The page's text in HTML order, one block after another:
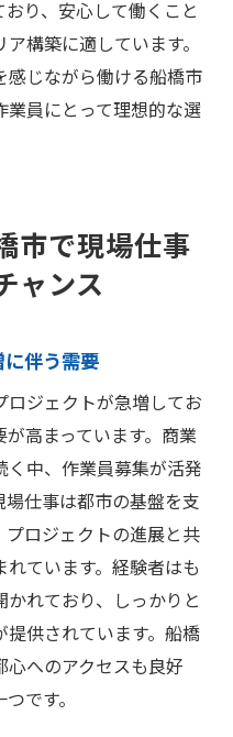
り、安心して働くこと
構築に適しています。
じながら働ける船橋市
員にとって理想的な選
市で現場仕事
ャンス
伴う需要
ジェクトが急増してお
高まっています。商業
中、作業員募集が活発
仕事は都市の基盤を支
ロジェクトの進展と共
ています。経験者はも
れており、しっかりと
提供されています。船橋
へのアクセスも良好
です。